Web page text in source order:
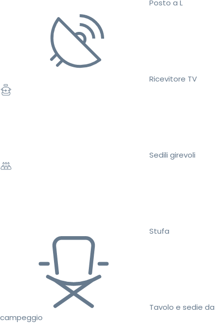
Posto a L
Ricevitore TV
Sedili girevoli
Stufa
Tavolo e sedie da
campeggio